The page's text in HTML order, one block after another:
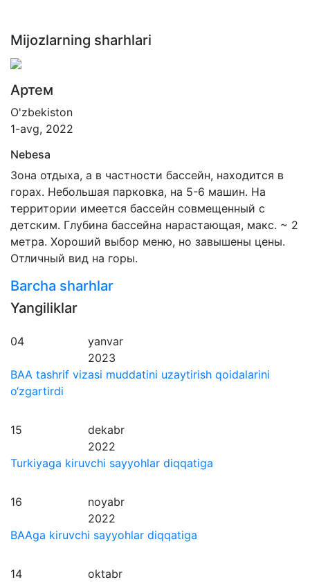
Mijozlarning sharhlari
Артем
O'zbekiston
1-avg, 2022
Nebesa
Зона отдыха, а в частности бассейн, находится в
горах. Небольшая парковка, на 5-6 машин. На
территории имеется бассейн совмещенный с
детским. Глубина бассейна нарастающая, макс. ~ 2
метра. Хороший выбор меню, но завышены цены.
Отличный вид на горы.
Barcha sharhlar
Yangiliklar
04
yanvar
2023
BAA tashrif vizasi muddatini uzaytirish qoidalarini
o‘zgartirdi
15
dekabr
2022
Turkiyaga kiruvchi sayyohlar diqqatiga
16
noyabr
2022
BAAga kiruvchi sayyohlar diqqatiga
14
oktabr